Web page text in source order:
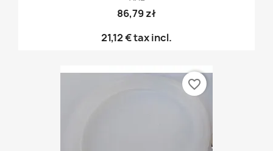
86,79 zł
21,12 €tax incl.
favorite_border